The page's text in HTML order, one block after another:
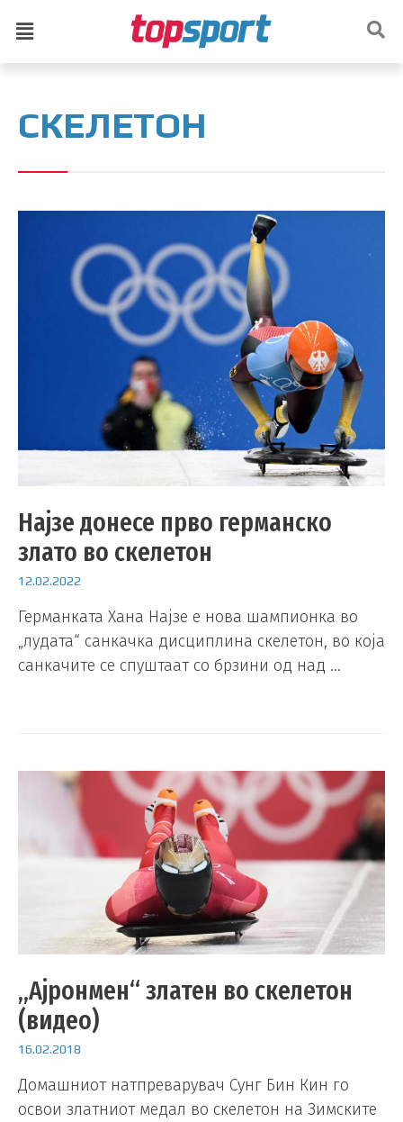
СКЕЛЕТОН
Најзе донесе прво германско
злато во скелетон
12.02.2022
Германката Хана Најзе е нова шампионка во
„лудата“ санкачка дисциплина скелетон, во која
санкачите се спуштаат со брзини од над …
„Ајронмен“ златен во скелетон
(видео)
16.02.2018
Домашниот натпреварувач Сунг Бин Кин го
освои златниот медал во скелетон на Зимските